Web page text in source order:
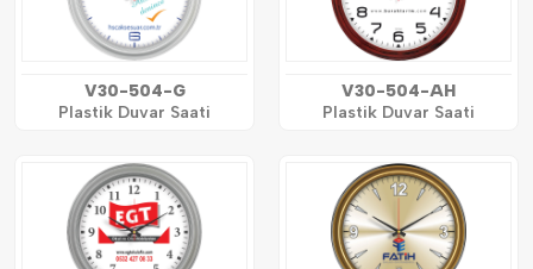
V30-504-G
Plastik Duvar Saati
V30-504-AH
Plastik Duvar Saati